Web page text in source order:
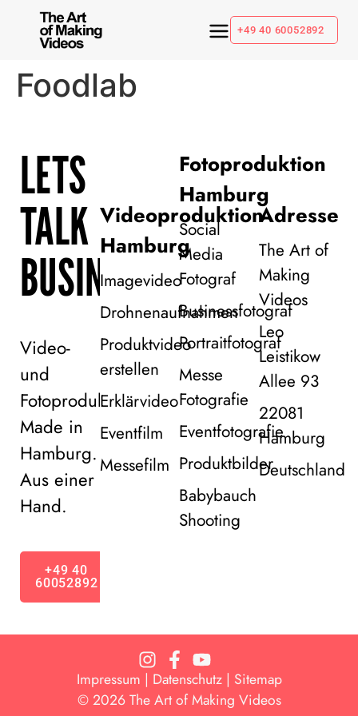
+49 40 60052892
Foodlab
LETS
TALK
BUSINESS!
Video-
und
Fotoproduktion
Made in
Hamburg.
Aus einer
Hand.
+49 40
60052892
Videoproduktion
Hamburg
Imagevideo
Drohnenaufnahmen
Produktvideo
erstellen
Erklärvideo
Eventfilm
Messefilm
Fotoproduktion
Hamburg
Social
Media
Fotograf
Businessfotograf
Portraitfotograf
Messe
Fotografie
Eventfotografie
Produktbilder
Babybauch
Shooting
Adresse
The Art of
Making
Videos
Leo
Leistikow
Allee 93
22081
Hamburg
Deutschland
© 2026 The Art of Making Videos
Impressum | Datenschutz | Sitemap